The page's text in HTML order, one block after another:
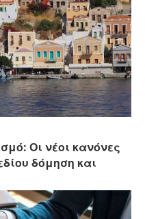
Οι νέοι κανόνες
δόμηση και